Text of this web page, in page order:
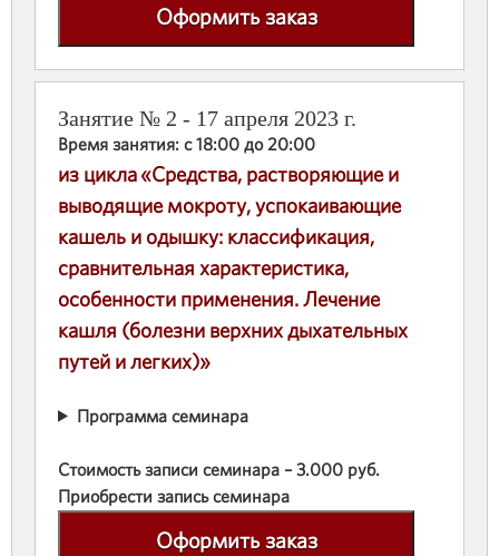
Оформить заказ
Занятие № 2 - 17 апреля 2023 г.
Время занятия: с 18:00 до 20:00
из цикла «Средства, растворяющие и
выводящие мокроту, успокаивающие
кашель и одышку: классификация,
сравнительная характеристика,
особенности применения. Лечение
кашля (болезни верхних дыхательных
путей и легких)»
Программа семинара
Стоимость записи семинара – 3.000 руб.
Приобрести запись семинара
Оформить заказ